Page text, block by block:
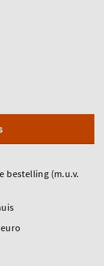
bestelling (m.u.v.